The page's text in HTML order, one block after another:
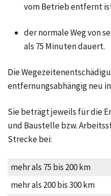
vom Betrieb entfernt
der normale Weg von
als 75 Minuten dauert.
Die
entfernungsabhängig neu in
Sie beträgt jeweils für die
und Baustelle bzw.
Strecke bei:
mehr als 75 bis 200 km
mehr als 200 bis 300 km